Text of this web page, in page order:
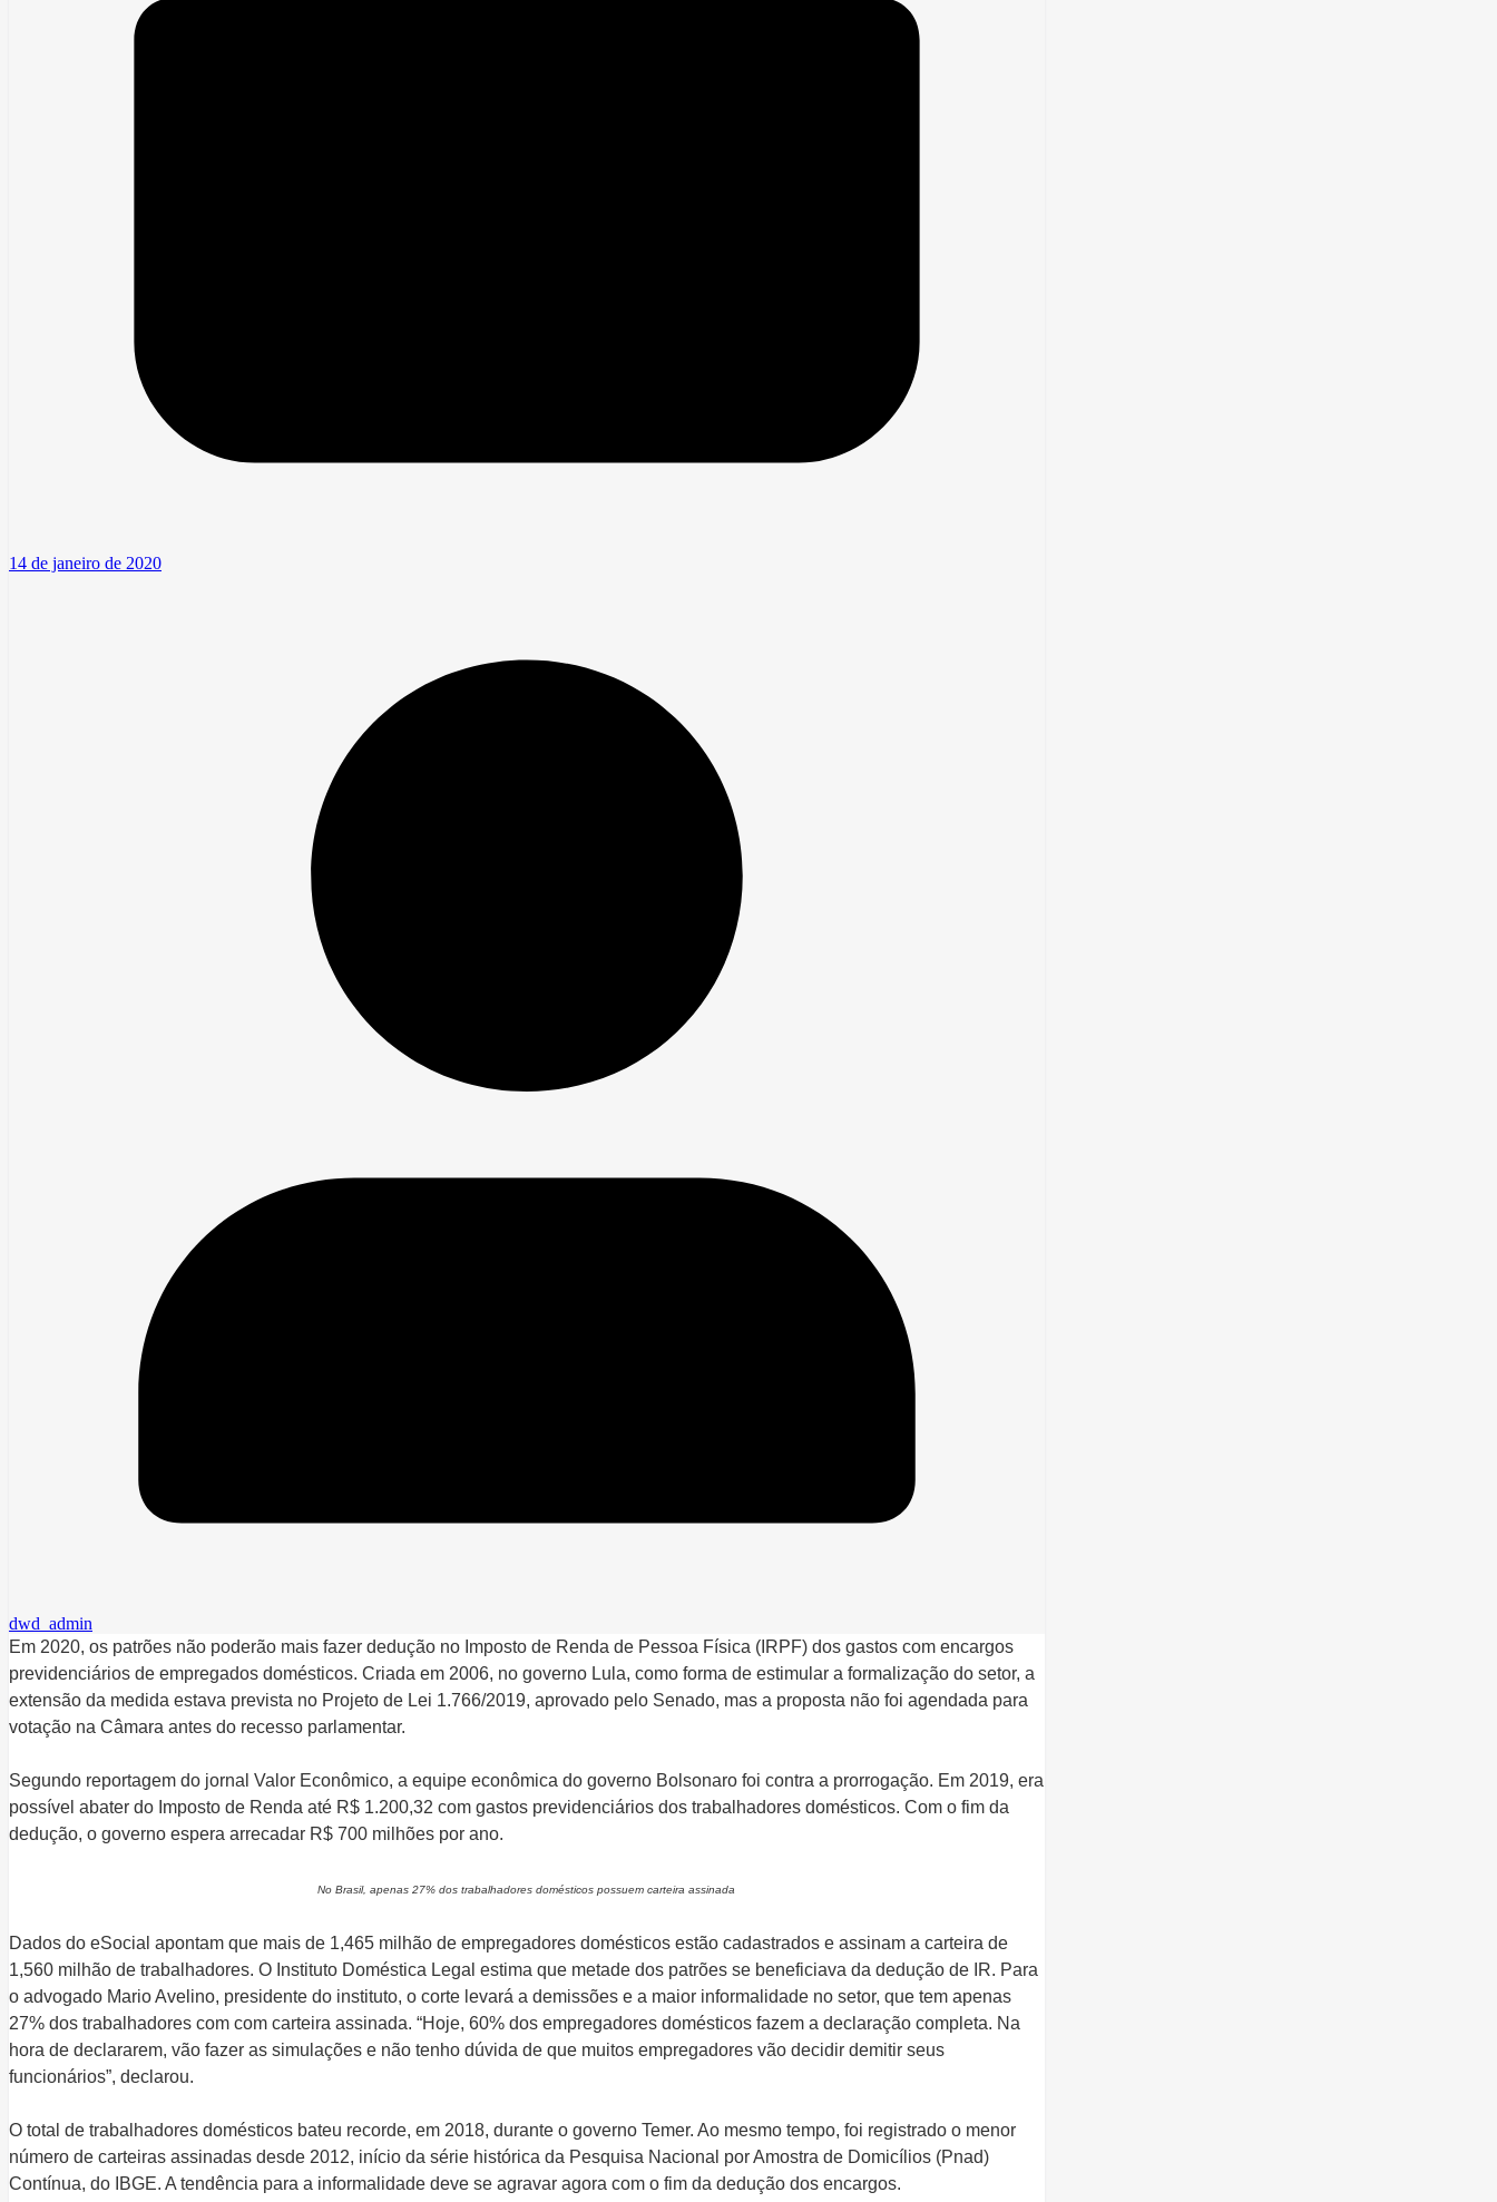
14 de janeiro de 2020
dwd_admin
Em 2020, os patrões não poderão mais fazer dedução no Imposto de Renda de Pessoa Física (IRPF) dos gastos com encargos
previdenciários de empregados domésticos. Criada em 2006, no governo Lula, como forma de estimular a formalização do setor, a
extensão da medida estava prevista no Projeto de Lei 1.766/2019, aprovado pelo Senado, mas a proposta não foi agendada para
votação na Câmara antes do recesso parlamentar.
Segundo reportagem do jornal Valor Econômico, a equipe econômica do governo Bolsonaro foi contra a prorrogação. Em 2019, era
possível abater do Imposto de Renda até R$ 1.200,32 com gastos previdenciários dos trabalhadores domésticos. Com o fim da
dedução, o governo espera arrecadar R$ 700 milhões por ano.
No Brasil, apenas 27% dos trabalhadores domésticos possuem carteira assinada
Dados do eSocial apontam que mais de 1,465 milhão de empregadores domésticos estão cadastrados e assinam a carteira de
1,560 milhão de trabalhadores. O Instituto Doméstica Legal estima que metade dos patrões se beneficiava da dedução de IR. Para
o advogado Mario Avelino, presidente do instituto, o corte levará a demissões e a maior informalidade no setor, que tem apenas
27% dos trabalhadores com com carteira assinada. “Hoje, 60% dos empregadores domésticos fazem a declaração completa. Na
hora de declararem, vão fazer as simulações e não tenho dúvida de que muitos empregadores vão decidir demitir seus
funcionários”, declarou.
O total de trabalhadores domésticos bateu recorde, em 2018, durante o governo Temer. Ao mesmo tempo, foi registrado o menor
número de carteiras assinadas desde 2012, início da série histórica da Pesquisa Nacional por Amostra de Domicílios (Pnad)
Contínua, do IBGE. A tendência para a informalidade deve se agravar agora com o fim da dedução dos encargos.